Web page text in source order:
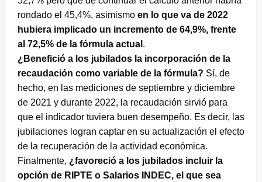
rondado el 45,4%, asimismo en lo que va de 2022
hubiera implicado un incremento de 64,9%, frente
al 72,5% de la fórmula actual .
¿Benefició a los jubilados la incorporación de la
recaudación como variable de la fórmula? Sí, de
hecho, en las mediciones de septiembre y diciembre
de 2021 y durante 2022, la recaudación sirvió para
que el indicador tuviera buen desempeño. Es decir, las
jubilaciones logran captar en su actualización el efecto
de la recuperación de la actividad económica.
Finalmente, ¿favoreció a los jubilados incluir la
opción de RIPTE o Salarios INDEC, el que sea